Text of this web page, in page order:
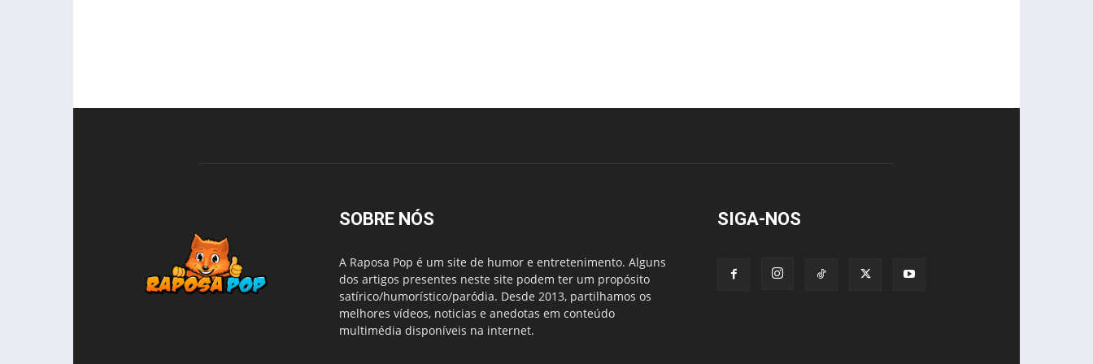
SOBRE NÓS
A Raposa Pop é um site de humor e entretenimento. Alguns
dos artigos presentes neste site podem ter um propósito
satírico/humorístico/paródia. Desde 2013, partilhamos os
melhores vídeos, noticias e anedotas em conteúdo
multimédia disponíveis na internet.
SIGA-NOS